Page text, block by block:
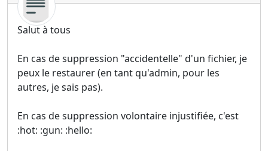
Salut à tous
En cas de suppression "accidentelle" d'un fichier, je
peux le restaurer (en tant qu'admin, pour les
autres, je sais pas).
En cas de suppression volontaire injustifiée, c'est
:hot: :gun: :hello: